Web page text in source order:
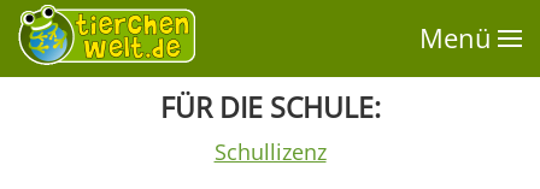
Menü
FÜR DIE SCHULE:
Schullizenz